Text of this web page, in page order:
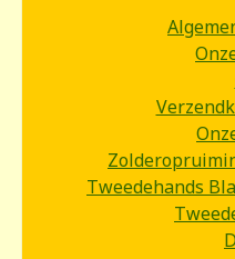
Tweedehands